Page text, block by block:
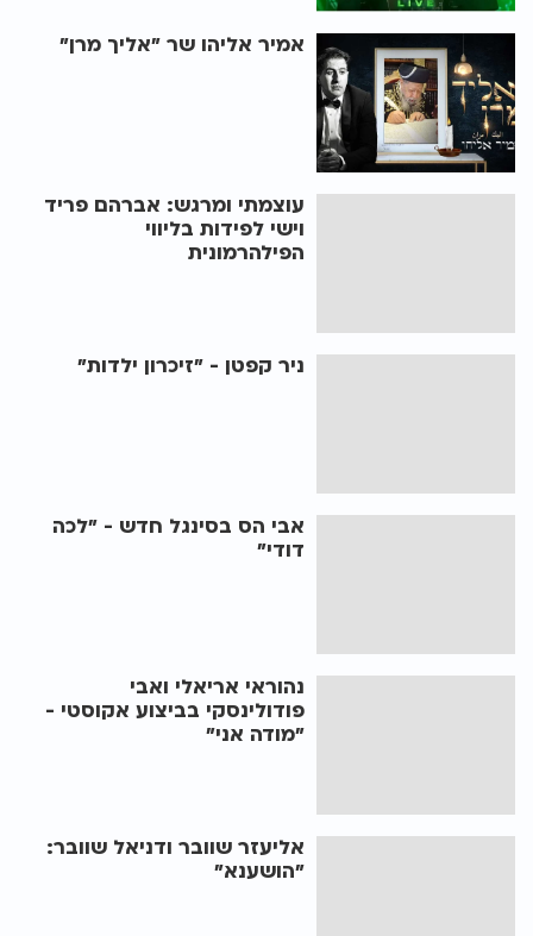
אמיר אליהו שר "אליך מרן"
עוצמתי ומרגש: אברהם פריד
וישי לפידות בליווי
הפילהרמונית
ניר קפטן - "זיכרון ילדות"
אבי הס בסינגל חדש - "לכה
דודי"
נהוראי אריאלי ואבי
פודולינסקי בביצוע אקוסטי -
"מודה אני"
אליעזר שוובר ודניאל שוובר:
"הושענא"